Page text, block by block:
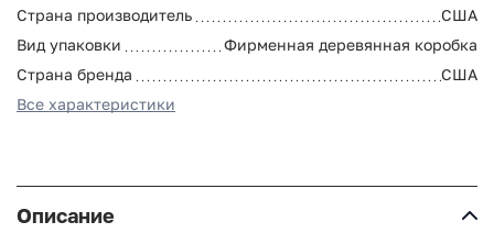
Страна производитель
США
Вид упаковки
Фирменная деревянная коробка
Страна бренда
США
Все характеристики
Описание